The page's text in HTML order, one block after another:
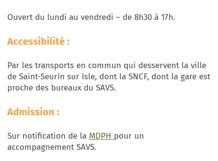
Ouvert du lundi au vendredi – de 8h30 à 17h.
Accessibilité :
Par les transports en commun qui desservent la ville
de Saint-Seurin sur Isle, dont la SNCF, dont la gare est
proche des bureaux du SAVS.
Admission :
Sur notification de la MDPH pour un
accompagnement SAVS.